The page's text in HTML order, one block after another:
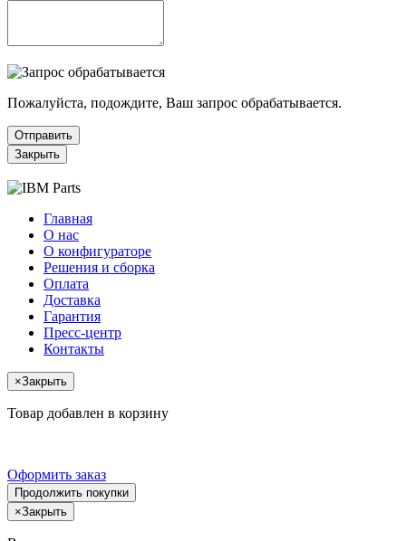
Пожалуйста, подождите, Ваш запрос обрабатывается.
Отправить
Закрыть
Главная
О нас
О конфигураторе
Решения и сборка
Оплата
Доставка
Гарантия
Пресс-центр
Контакты
×Закрыть
Товар добавлен в корзину
Оформить заказ
Продолжить покупки
×Закрыть